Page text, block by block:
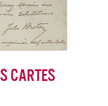
cartes